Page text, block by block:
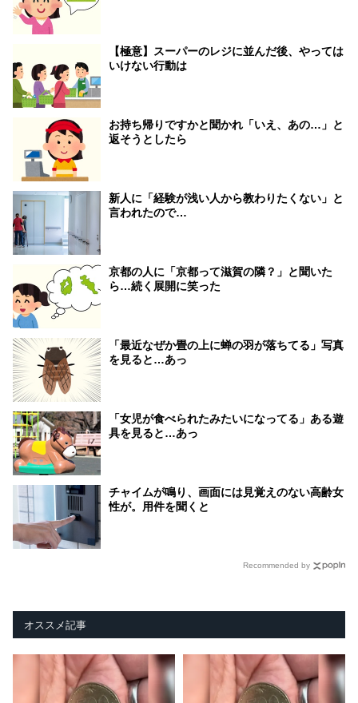
【極意】スーパーのレジに並んだ後、やっては
いけない行動は
お持ち帰りですかと聞かれ「いえ、あの…」と
返そうとしたら
新人に「経験が浅い人から教わりたくない」と
言われたので…
京都の人に「京都って滋賀の隣？」と聞いた
ら…続く展開に笑った
「最近なぜか畳の上に蝉の羽が落ちてる」写真
を見ると…あっ
「女児が食べられたみたいになってる」ある遊
具を見ると…あっ
チャイムが鳴り、画面には見覚えのない高齢女
性が。用件を聞くと
Recommended by
オススメ記事